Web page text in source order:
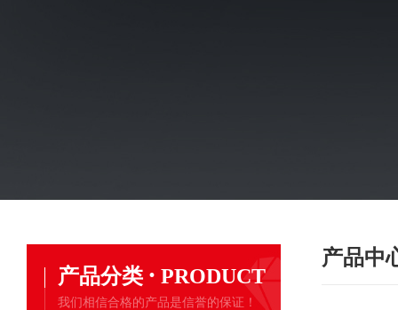
产品分类 · PRODUCT
我们相信合格的产品是信誉的保证！
产品中